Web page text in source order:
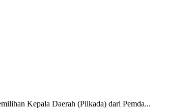
Kepala Daerah (Pilkada) dari Pemda...